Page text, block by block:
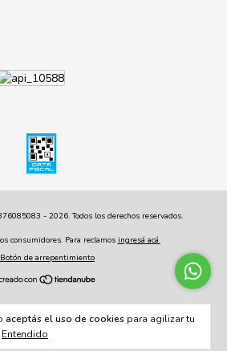
aceptás el uso de cookies para agilizar tu
Entendido
- 2026. Todos los derechos reservados.
consumidores. Para reclamos ingresá acá.
Botón de arrepentimiento